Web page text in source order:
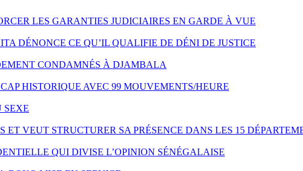
LES GARANTIES JUDICIAIRES EN GARDE À VUE
DÉNONCE CE QU’IL QUALIFIE DE DÉNI DE JUSTICE
CONDAMNÉS À DJAMBALA
HISTORIQUE AVEC 99 MOUVEMENTS/HEURE
SEXE
VEUT STRUCTURER SA PRÉSENCE DANS LES 15
QUI DIVISE L’OPINION SÉNÉGALAISE